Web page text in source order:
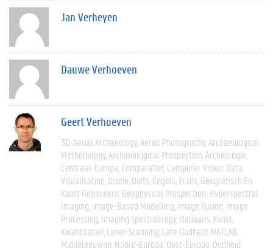
Jan Verheyen
Dauwe Verhoeven
Geert Verhoeven
3D Aerial Archaeology Aerial Photography Archaeological
Methodology Archaeological Prospection Archeologie
Centraal-Europa Comparatief Computer Vision Data
Visualisation Drone Duits Engels Frans Geografisch En
Kaart Gebaseerd Geophysical Prospection Hyperspectral
Imaging Image-Based Modelling Image Fusion Image
Processing Imaging Spectroscopy Italiaans Kunst
Kwantitatief Laser-Scanning Late Oudheid MATLAB
Middeleeuwen Noord-Europa Oost-Europa Oudheid